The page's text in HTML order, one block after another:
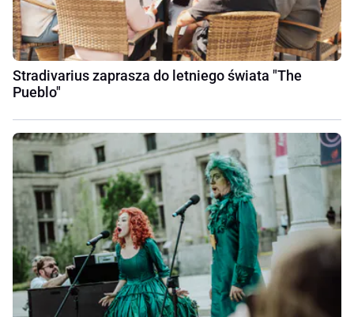
Stradivarius zaprasza do letniego świata "The
Pueblo"